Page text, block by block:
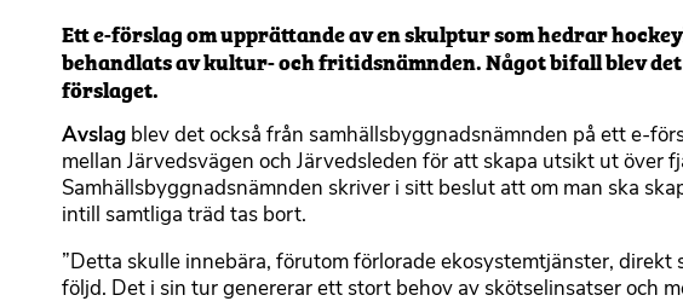
Ett e-förslag om upprättande av en skulptur som hedrar
behandlats av kultur- och fritidsnämnden. Något bifall blev
förslaget.
Avslagblev det också från samhällsbyggnadsnämnden på ett e-
mellan Järvedsvägen och Järvedsleden för att skapa utsikt ut över
Samhällsbyggnadsnämnden skriver i sitt beslut att om man ska
intill samtliga träd tas bort.
”Detta skulle innebära, förutom förlorade ekosystemtjänster,
följd. Det i sin tur genererar ett stort behov av skötselinsatser och